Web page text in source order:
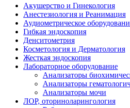
Акушерство и Гинекология
Анестезиология и Реанимация
Аудиометрическое
Гибкая эндоскопия
Денситометрия
Косметология и Дерматология
Жесткая эндоскопия
Лабораторное оборудование
Анализаторы
Анализаторы
Анализаторы мочи
ЛОР, оториноларингология